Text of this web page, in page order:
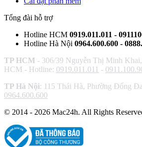
Tổng đài hỗ trợ
Hotline HCM 0919.011.011 -
Hotline Hà Nội 0964.600.600 -
TP HCM - 306/39 Nguyễn Thị Minh
HCM - Hotline: 0919.011.011 -
TP Hà Nội: 115 Thái Hà, Phường Đống
0964.600.600
© 2014 - 2026 Mac24h. All Rights